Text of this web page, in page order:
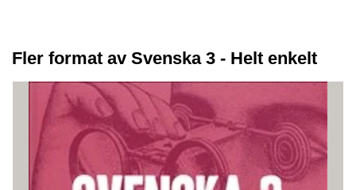
Fler format av Svenska 3 - Helt enkelt